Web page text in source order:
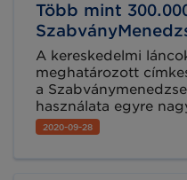
költségek és az
megrendelések
Több mint
A kereskedelmi
meghatározott
a
használata egyre
támogatja beszállító
igényeknek történő
2020-09-28